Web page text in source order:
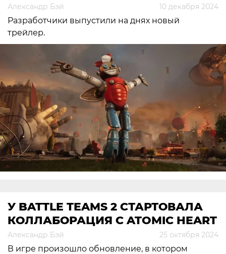
Александр Бэй 10 декабря 2024
Разработчики выпустили на днях новый
трейлер.
У BATTLE TEAMS 2 СТАРТОВАЛА
КОЛЛАБОРАЦИЯ С ATOMIC HEART
Александр Бэй 25 октября 2024
В игре произошло обновление, в котором